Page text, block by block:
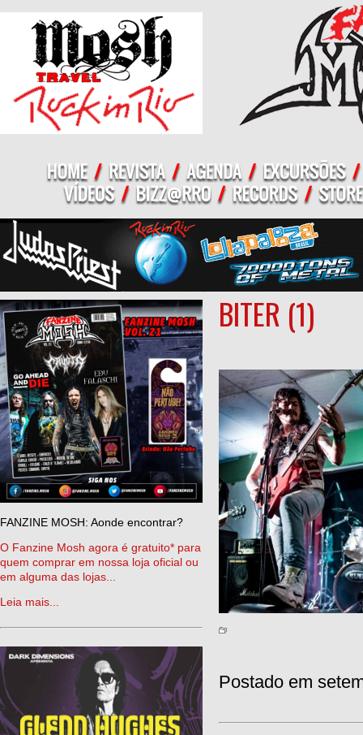
FANZINE MOSH: Aonde encontrar?
O Fanzine Mosh agora é gratuito* para
quem comprar em nossa loja oficial ou
em alguma das lojas...
Leia mais...
BITER (1)
Postado em